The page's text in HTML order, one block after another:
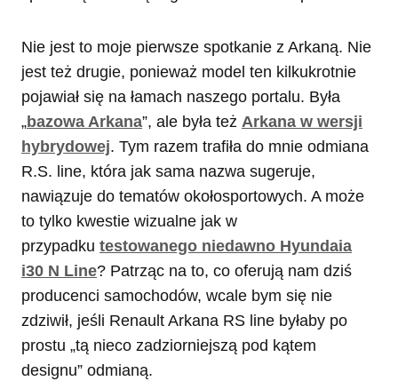
Nie jest to moje pierwsze spotkanie z Arkaną. Nie
jest też drugie, ponieważ model ten kilkukrotnie
pojawiał się na łamach naszego portalu. Była
„bazowa Arkana”, ale była też Arkana w wersji
hybrydowej. Tym razem trafiła do mnie odmiana
R.S. line, która jak sama nazwa sugeruje,
nawiązuje do tematów okołosportowych. A może
to tylko kwestie wizualne jak w
przypadku testowanego niedawno Hyundaia
i30 N Line? Patrząc na to, co oferują nam dziś
producenci samochodów, wcale bym się nie
zdziwił, jeśli Renault Arkana RS line byłaby po
prostu „tą nieco zadziorniejszą pod kątem
designu” odmianą.